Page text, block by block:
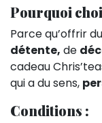
Pourquoi
Parce qu’offrir
détente, de
cadeau
qui a du sens,
Conditions :